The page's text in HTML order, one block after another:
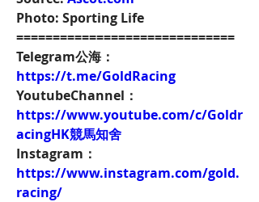
Photo: Sporting Life
==============================
Telegram公海：
https://t.me/GoldRacing
YoutubeChannel：
https://www.youtube.com/c/Goldr
acingHK競馬知舍
Instagram：
https://www.instagram.com/gold.
racing/